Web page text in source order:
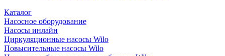
Каталог
Насосное оборудование
Насосы инлайн
Циркуляционные насосы Wilo
Повысительные насосы Wilo